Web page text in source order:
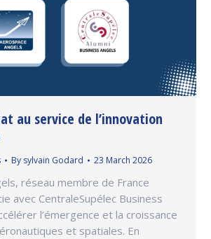
au service de l’innovation
By sylvain Godard 23 March 2026
réseau membre de France
avec CentraleSupélec Business
l’émergence et la croissance
et spatiales. En